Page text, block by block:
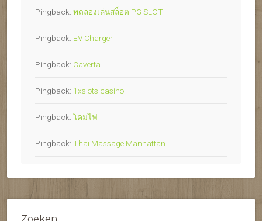
Pingback: ทดลองเล่นสล็อต PG SLOT
Pingback: EV Charger
Pingback: Caverta
Pingback: 1xslots casino
Pingback: โคมไฟ
Pingback: Thai Massage Manhattan